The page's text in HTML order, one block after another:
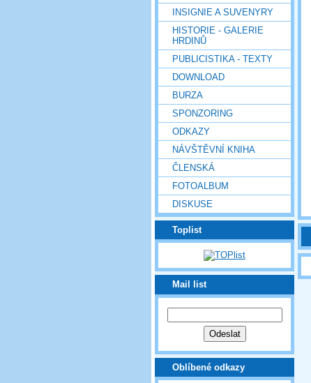
INSIGNIE A SUVENYRY
HISTORIE - GALERIE
HRDINŮ
PUBLICISTIKA - TEXTY
DOWNLOAD
BURZA
SPONZORING
ODKAZY
NÁVŠTĚVNÍ KNIHA
ČLENSKÁ
FOTOALBUM
DISKUSE
Toplist
Mail list
Oblíbené odkazy